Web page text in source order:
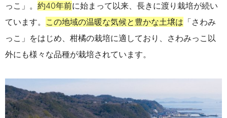
っこ」。 約40年前に始まって以来、長きに渡り栽培が続い
ています。 この地域の温暖な気候と豊かな土壌は 「さわみ
っこ」をはじめ、柑橘の栽培に適しており、さわみっこ以
外にも様々な品種が栽培されています。